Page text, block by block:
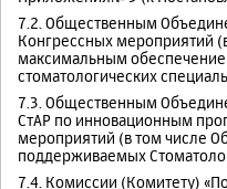
7.2. Общественным
Конгрессных мероприятий
максимальным
стоматологических
7.3. Общественным
СтАР по инновационным
мероприятий (в том числе
поддерживаемых
7.4. Комиссии (Комитету)